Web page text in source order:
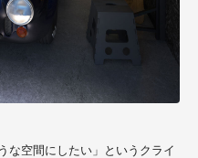
な空間にしたい」というクライ